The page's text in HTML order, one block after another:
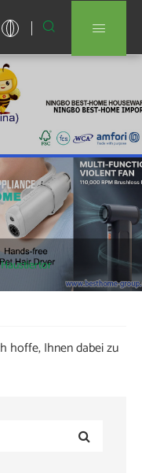
 
Haustiertor
hoffe, Ihnen dabei zu